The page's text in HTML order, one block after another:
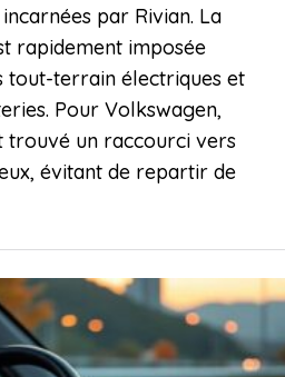
par Rivian. La
rapidement imposée
tout-terrain électriques et
Pour Volkswagen,
trouvé un raccourci vers
évitant de repartir de